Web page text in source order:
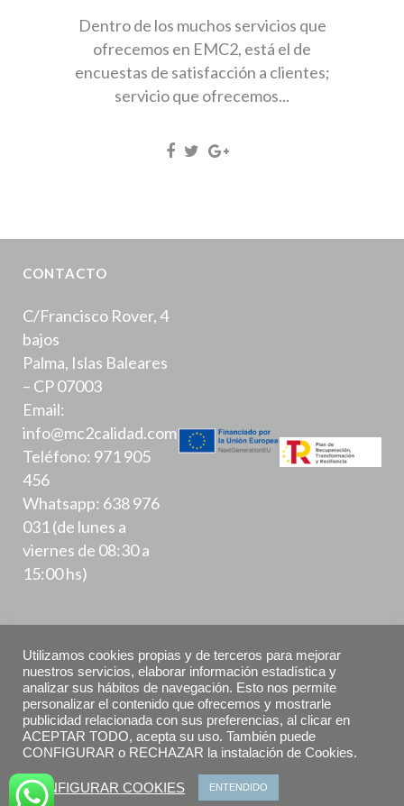
Dentro de los muchos servicios que
ofrecemos en EMC2, está el de
encuestas de satisfacción a clientes;
servicio que ofrecemos...
CONTACTO
C/Francisco Rover, 4
bajos
Palma, Islas Baleares
– CP 07003
Email:
info@mc2calidad.com
Teléfono: 971 905
456
Whatsapp: 638 976
031 (de lunes a
viernes de 08:30 a
15:00 hs)
Política de Privacidad
Aviso Legal
Declaración de accesibilidad
Política de Cookies
Utilizamos cookies propias y de terceros para mejorar
nuestros servicios, elaborar información estadística y
analizar sus hábitos de navegación. Esto nos permite
personalizar el contenido que ofrecemos y mostrarle
publicidad relacionada con sus preferencias, al clicar en
ACEPTAR TODO, acepta su uso. También puede
CONFIGURAR o RECHAZAR la instalación de Cookies.
CONFIGURAR COOKIES ENTENDIDO